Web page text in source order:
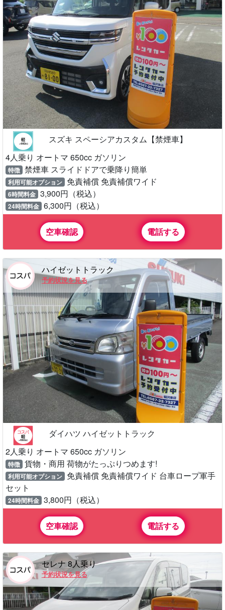
スズキ スペーシアカスタム【禁煙車】
4人乗り オートマ 650cc ガソリン
特徴 禁煙車 スライドドアで乗降り簡単
利用可能オプション 免責補償 免責補償ワイド
6時間料金 3,900円（税込）
24時間料金 6,300円（税込）
空車確認 電話する
ハイゼットトラック
予約状況を見る
ダイハツ ハイゼットトラック
2人乗り オートマ 650cc ガソリン
特徴 貨物・商用 荷物がたっぷりつめます!
利用可能オプション 免責補償 免責補償ワイド 台車ロープ軍手
セット
24時間料金 3,800円（税込）
空車確認 電話する
セレナ 8人乗り
予約状況を見る